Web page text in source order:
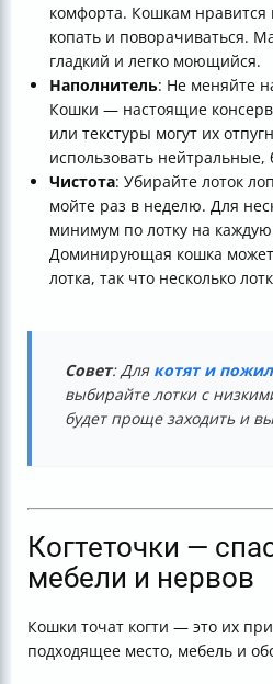
комфорта. Кошкам нравится
копать и поворачиваться.
гладкий и легко моющийся.
Наполнитель: Не меняйте
Кошки — настоящие
или текстуры могут их
использовать нейтральные,
Чистота: Убирайте лоток
мойте раз в неделю. Для
минимум по лотку на
Доминирующая кошка может
лотка, так что несколько
Совет: Для котят и
выбирайте лотки с
будет проще заходить и
Когтеточки —
мебели и нервов
Кошки точат когти — это их
подходящее место, мебель и